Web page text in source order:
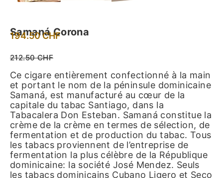
Samaná Corona
194.50CHF
212.50 CHF
Ce cigare entièrement confectionné à la main
et portant le nom de la péninsule dominicaine
Samaná, est manufacturé au cœur de la
capitale du tabac Santiago, dans la
Tabacalera Don Esteban. Samaná constitue la
crème de la crème en termes de sélection, de
fermentation et de production du tabac. Tous
les tabacs proviennent de l’entreprise de
fermentation la plus célèbre de la République
dominicaine: la société José Mendez. Seuls
les tabacs dominicains Cubano Ligero et Seco